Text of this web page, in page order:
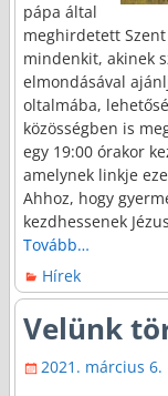
pápa által
meghirdetett
mindenkit, akinek
elmondásával
oltalmába,
közösségben is
egy 19:00 órakor
amelynek linkje
Ahhoz, hogy
kezdhessenek
Tovább…
Hírek
Velünk
2021. március 6.